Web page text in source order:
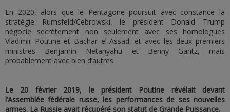
En 2020, alors que le Pentagone poursuit avec constance la
stratégie Rumsfeld/Cebrowski, le président Donald Trump
négocie secrètement non seulement avec ses homologues
Vladimir Poutine et Bachar el-Assad, et avec les deux premiers
ministres Benjamin Netanyahu et Benny Gantz, mais
probablement avec bien d’autres.
Le 20 février 2019, le président Poutine révélait devant
l’Assemblée fédérale russe, les performances de ses nouvelles
armes. La Russie avait récupéré son statut de Grande Puissance.